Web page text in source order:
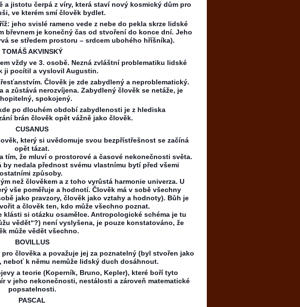
a jistotu čerpá z víry, která staví nový kosmický dům pro
ve kterém smí člověk bydlet.
jeho svislé rameno vede z nebe do pekla skrze lidské
břevnem je konečný čas od stvoření do konce dní. Jeho
se středem prostoru – srdcem ubohého hříšníka).
TOMÁŠ AKVINSKÝ
vždy ve 3. osobě. Nezná zvláštní problematiku lidské
ji pocítil a vyslovil Augustin.
Člověk je zde zabydlený a neproblematický.
zůstává nerozvíjena. Zabydlený člověk se netáže, je
spokojený.
po dlouhém období zabydlenosti je z hlediska
brán člověk opět vážně jako člověk.
CUSANUS
který si uvědomuje svou bezpřístřešnost se začíná
opět tázat.
tím, že mluví o prostorové a časové nekonečnosti světa.
by nedala přednost svému vlastnímu bytí před všemi
ostatními způsoby.
než člověkem a z toho vyrůstá harmonie univerza. U
vše poměřuje a hodnotí. Člověk má v sobě všechny
jako pravzory, člověk jako vztahy a hodnoty). Bůh je
a člověk ten, kdo může všechno poznat.
klásti si otázku osamělce. Antropologické schéma je tu
vědět“?) není vyslyšena, je pouze konstatováno, že
může vědět všechno.
BOVILLUS
člověka a považuje jej za poznatelný (byl stvořen jako
neboť k němu nemůže lidský duch dosáhnout.
a teorie (Koperník, Bruno, Kepler), které boří tyto
v jeho nekonečnosti, nestálosti a zároveň matematické
popsatelnosti.
PASCAL